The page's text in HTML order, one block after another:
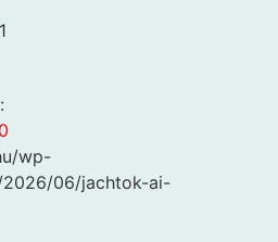
1
wp-
06/jachtok-ai-